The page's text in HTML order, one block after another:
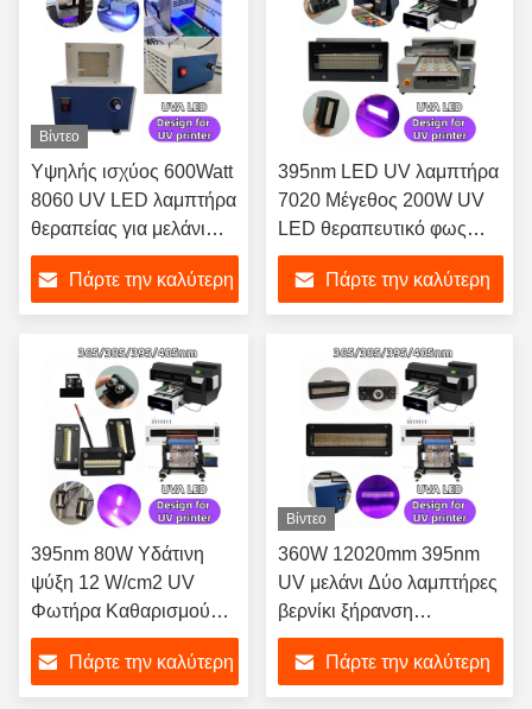
Βίντεο
Υψηλής ισχύος 600Watt
8060 UV LED λαμπτήρα
θεραπείας για μελάνι
χρώμα προσκόλληση
μελάνι εκτύπωση 395nm
3D LCD οθόνη PCB
Πάρτε την καλύτερη
395nm LED UV λαμπτήρα
7020 Μέγεθος 200W UV
LED θεραπευτικό φως
υπεριώδη λαμπτήρες για
Epson
I3200/XP600/TX800 UV
εκτυπωτή
Πάρτε την καλύτερη
395nm 80W Υδάτινη
ψύξη 12 W/cm2 UV
Φωτήρα Καθαρισμού
Κατάλληλη για ξήρανση
σε μικρούς UV
εκτυπωτές.
Πάρτε την καλύτερη
Βίντεο
360W 12020mm 395nm
UV μελάνι Δύο λαμπτήρες
βερνίκι ξήρανση
υπεριώδες φως για
DX5/TX800/XP600
εκτυπωτικό κεφάλι UV
Πάρτε την καλύτερη